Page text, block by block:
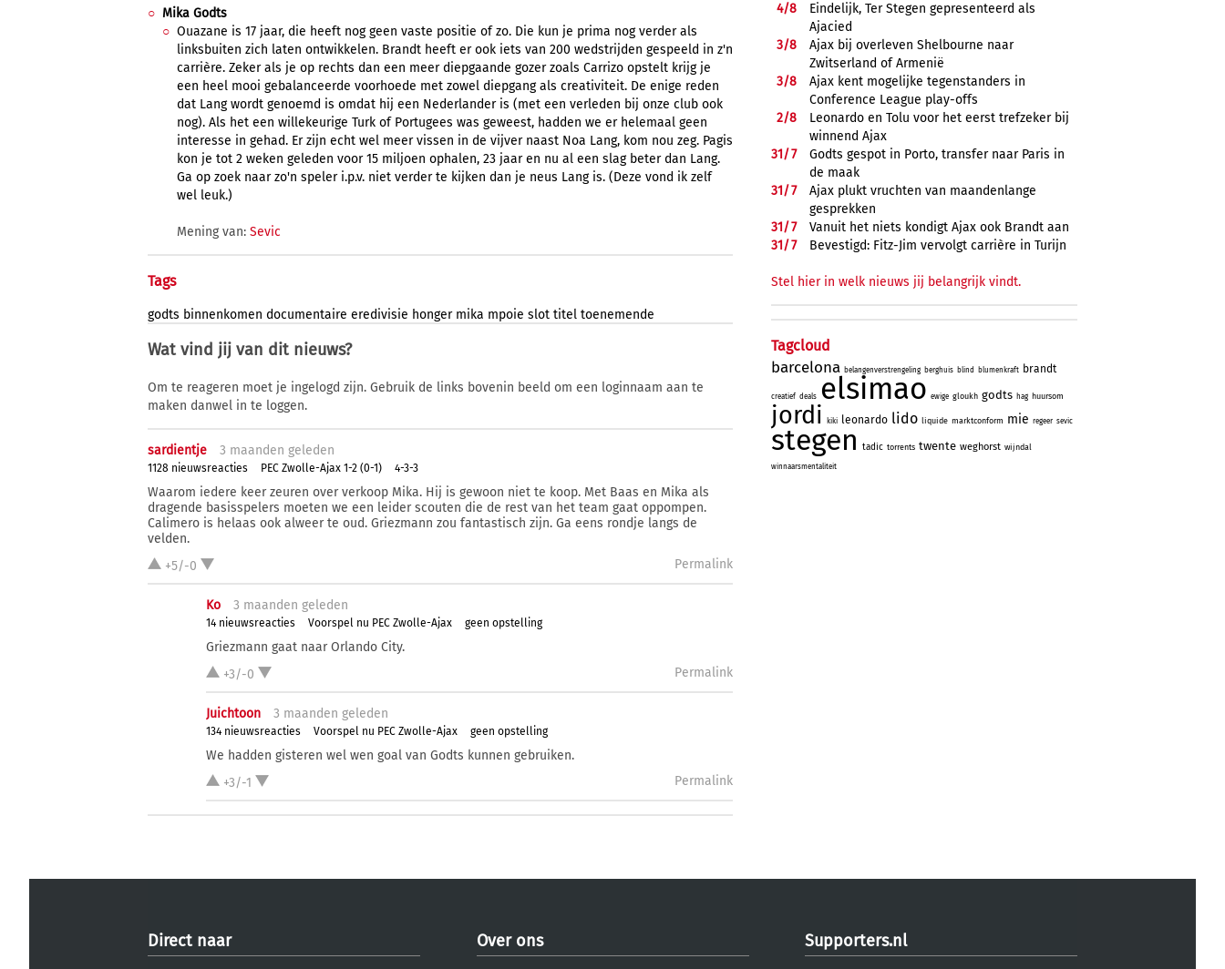
Mika Godts
Ouazane is 17 jaar, die heeft nog geen vaste positie of zo. Die kun je prima nog verder als
linksbuiten zich laten ontwikkelen. Brandt heeft er ook iets van 200 wedstrijden gespeeld in z'n
carrière. Zeker als je op rechts dan een meer diepgaande gozer zoals Carrizo opstelt krijg je
een heel mooi gebalanceerde voorhoede met zowel diepgang als creativiteit. De enige reden
dat Lang wordt genoemd is omdat hij een Nederlander is (met een verleden bij onze club ook
nog). Als het een willekeurige Turk of Portugees was geweest, hadden we er helemaal geen
interesse in gehad. Er zijn echt wel meer vissen in de vijver naast Noa Lang, kom nou zeg. Pagis
kon je tot 2 weken geleden voor 15 miljoen ophalen, 23 jaar en nu al een slag beter dan Lang.
Ga op zoek naar zo'n speler i.p.v. niet verder te kijken dan je neus Lang is. (Deze vond ik zelf
wel leuk.)
Mening van: Sevic
Tags
godts binnenkomen documentaire eredivisie honger mika mpoie slot titel toenemende
Wat vind jij van dit nieuws?
Om te reageren moet je ingelogd zijn. Gebruik de links bovenin beeld om een loginnaam aan te
maken danwel in te loggen.
sardientje 3 maanden geleden
1128 nieuwsreacties PEC Zwolle-Ajax 1-2 (0-1) 4-3-3
Waarom iedere keer zeuren over verkoop Mika. Hij is gewoon niet te koop. Met Baas en Mika als
dragende basisspelers moeten we een leider scouten die de rest van het team gaat oppompen.
Calimero is helaas ook alweer te oud. Griezmann zou fantastisch zijn. Ga eens rondje langs de
velden.
+5/-0
Permalink
Ko 3 maanden geleden
14 nieuwsreacties Voorspel nu PEC Zwolle-Ajax geen opstelling
Griezmann gaat naar Orlando City.
+3/-0
Permalink
Juichtoon 3 maanden geleden
134 nieuwsreacties Voorspel nu PEC Zwolle-Ajax geen opstelling
We hadden gisteren wel wen goal van Godts kunnen gebruiken.
+3/-1
Permalink
4/8
Eindelijk, Ter Stegen gepresenteerd als
Ajacied
3/8
Ajax bij overleven Shelbourne naar
Zwitserland of Armenië
3/8
Ajax kent mogelijke tegenstanders in
Conference League play-offs
2/8
Leonardo en Tolu voor het eerst trefzeker bij
winnend Ajax
31/7
Godts gespot in Porto, transfer naar Paris in
de maak
31/7
Ajax plukt vruchten van maandenlange
gesprekken
31/7
Vanuit het niets kondigt Ajax ook Brandt aan
31/7 Bevestigd: Fitz-Jim vervolgt carrière in Turijn
Stel hier in welk nieuws jij belangrijk vindt.
Tagcloud
barcelona belangenverstrengeling berghuis blind blumenkraft brandt
creatief deals elsimao ewige gloukh godts hag huursom
jordi kiki leonardo lido liquide marktconform mie regeer sevic
stegen tadic torrents twente weghorst wijndal
winnaarsmentaliteit
Direct naar Over ons Supporters.nl